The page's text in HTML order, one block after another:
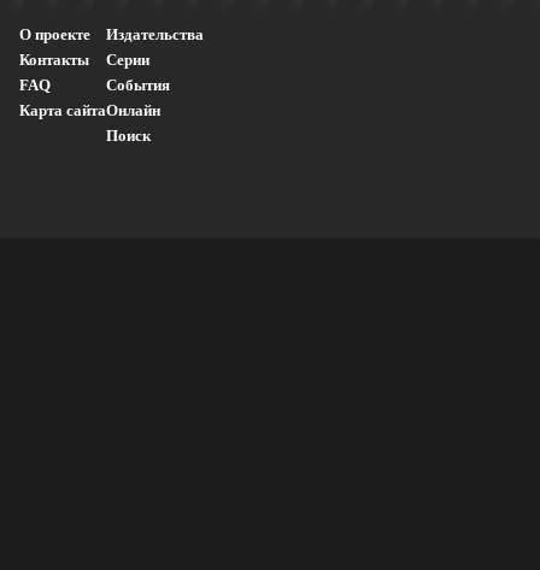
О проекте
Контакты
FAQ
Карта сайта
Издательства
Серии
События
Онлайн
Поиск